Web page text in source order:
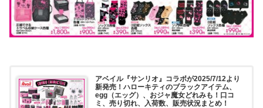
アベイル『サンリオ』コラボが2025/7/12より
新発売！ハローキティのブラックアイテム、
egg（エッグ）、おジャ魔女どれみも！口コ
ミ、売り切れ、入荷数、販売状況まとめ！